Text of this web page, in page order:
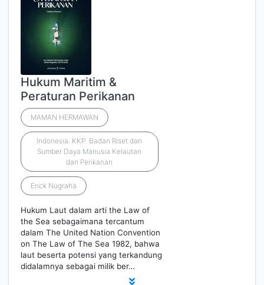
Hukum Maritim &
Peraturan Perikanan
MAMAN HERMAWAN
Indonesia. KKP. Badan Riset dan
Sumber Daya Manusia Kelautan
dan Perikanan
Erick Nugraha
Hukum Laut dalam arti the Law of
the Sea sebagaimana tercantum
dalam The United Nation Convention
on The Law of The Sea 1982, bahwa
laut beserta potensi yang terkandung
didalamnya sebagai milik ber…